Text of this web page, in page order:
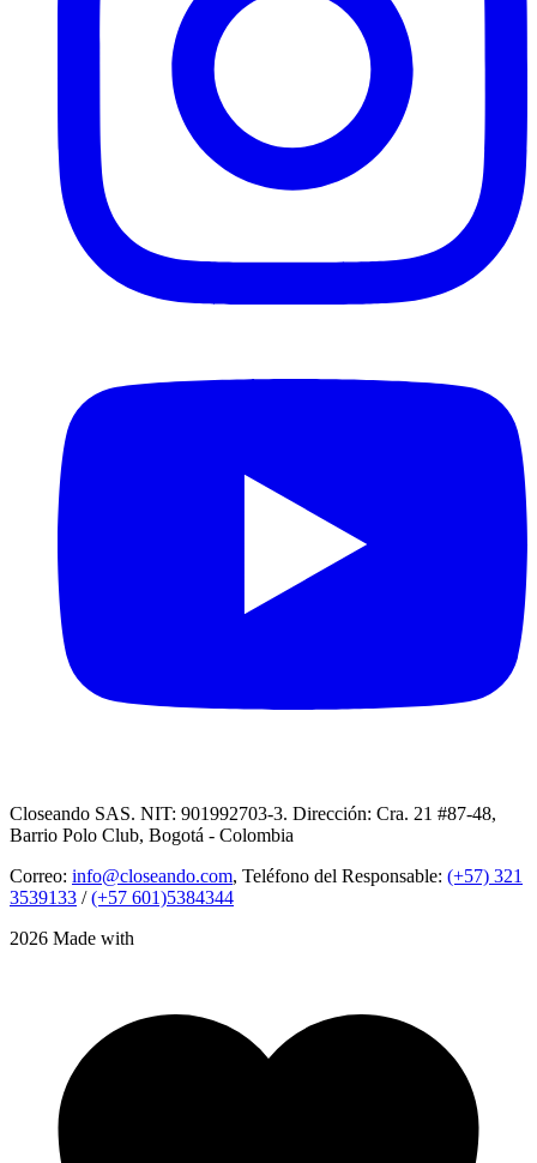
Closeando SAS. NIT: 901992703-3. Dirección: Cra. 21 #87-48,
Barrio Polo Club, Bogotá - Colombia
Correo: info@closeando.com, Teléfono del Responsable: (+57) 321
3539133 /(+57 601)5384344
2026 Made with